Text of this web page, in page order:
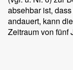
absehbar ist,
andauert, kann
Zeitraum von fünf